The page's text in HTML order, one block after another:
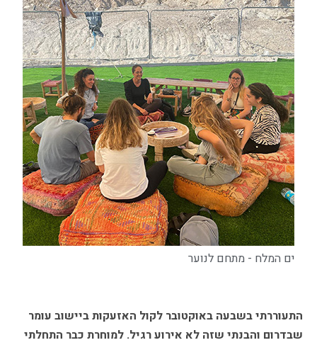
ים המלח - מתחם לנוער
התעוררתי בשבעה באוקטובר לקול האזעקות ביישוב עומר
שבדרום והבנתי שזה לא אירוע רגיל. למוחרת כבר התחלתי